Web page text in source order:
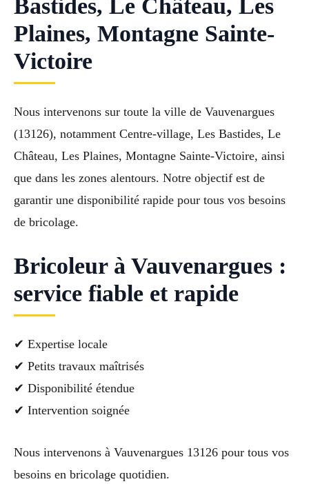
Bastides, Le Château, Les
Plaines, Montagne Sainte-
Victoire
Nous intervenons sur toute la ville de Vauvenargues
(13126), notamment Centre-village, Les Bastides, Le
Château, Les Plaines, Montagne Sainte-Victoire, ainsi
que dans les zones alentours. Notre objectif est de
garantir une disponibilité rapide pour tous vos besoins
de bricolage.
Bricoleur à Vauvenargues :
service fiable et rapide
✔ Expertise locale
✔ Petits travaux maîtrisés
✔ Disponibilité étendue
✔ Intervention soignée
Nous intervenons à Vauvenargues 13126 pour tous vos
besoins en bricolage quotidien.